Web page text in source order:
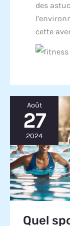
des
cette
Août
27
2024
Quel